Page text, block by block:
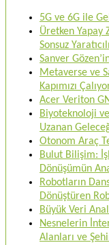
5G ve 6G ile
Üretken Yapay
Sonsuz
Sanver
Metaverse ve
Kapımızı
Acer Veriton
Biyoteknoloji
Uzanan
Otonom Araç
Bulut Bilişim:
Dönüşümün
Robotların
Dönüştüren
Büyük Veri
Nesnelerin
Alanları ve